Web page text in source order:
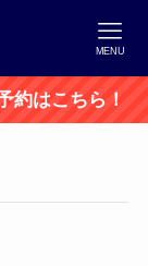
MENU
約はこちら！